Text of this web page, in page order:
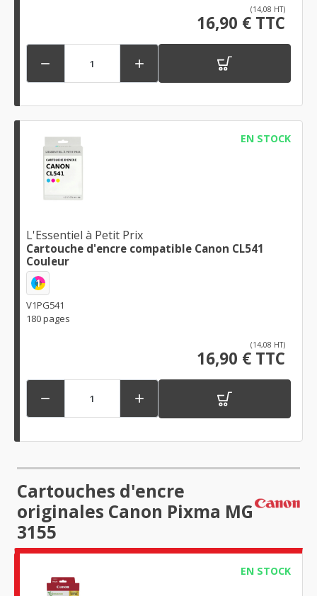
(14,08 HT)
16,90 € TTC
 
EN STOCK
L'Essentiel à Petit Prix
Cartouche d'encre compatible Canon CL541
Couleur
1
V1PG541
180 pages
(14,08 HT)
16,90 € TTC
 
Cartouches d'encre
originales Canon Pixma MG
3155
EN STOCK